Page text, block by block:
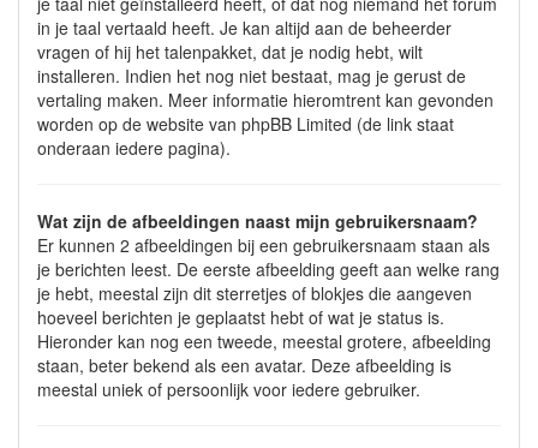
in je taal vertaald heeft. Je kan altijd aan de beheerder
vragen of hij het talenpakket, dat je nodig hebt, wilt
installeren. Indien het nog niet bestaat, mag je gerust de
vertaling maken. Meer informatie hieromtrent kan gevonden
worden op de website van phpBB Limited (de link staat
onderaan iedere pagina).
Wat zijn de afbeeldingen naast mijn gebruikersnaam?
Er kunnen 2 afbeeldingen bij een gebruikersnaam staan als
je berichten leest. De eerste afbeelding geeft aan welke rang
je hebt, meestal zijn dit sterretjes of blokjes die aangeven
hoeveel berichten je geplaatst hebt of wat je status is.
Hieronder kan nog een tweede, meestal grotere, afbeelding
staan, beter bekend als een avatar. Deze afbeelding is
meestal uniek of persoonlijk voor iedere gebruiker.